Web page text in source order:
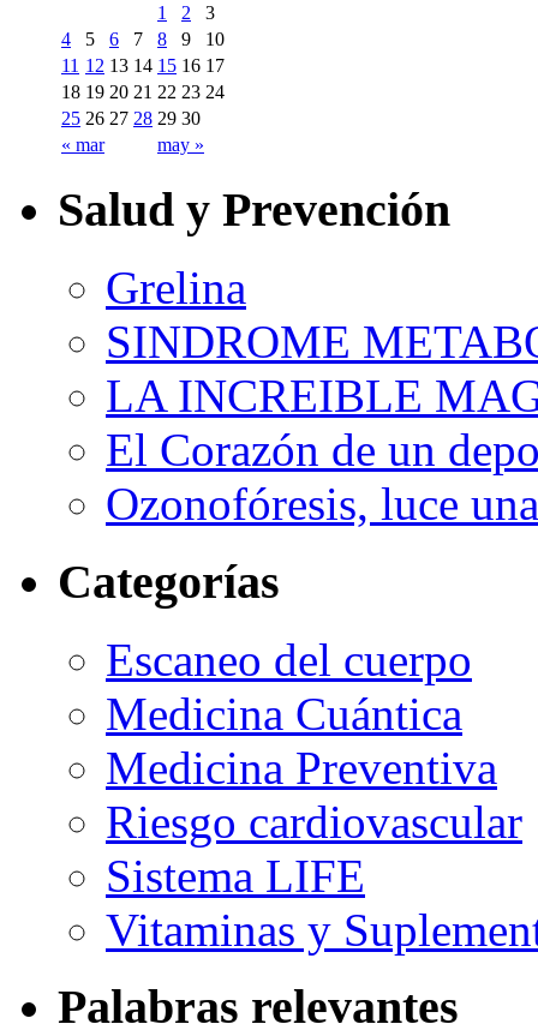
« mar may »
1 2
3
4
5 6 7 8 9
10
11 12 13 14 15 16 17
18 19 20 21 22 23 24
25 26 27 28 29 30
Salud y Prevención
Grelina
SINDROME
LA INCREIBLE
El Corazón de un
Ozonofóresis, luce
Categorías
Escaneo del cuerpo
Medicina Cuántica
Medicina Preventiva
Riesgo cardiovascular
Sistema LIFE
Vitaminas y
Palabras relevantes